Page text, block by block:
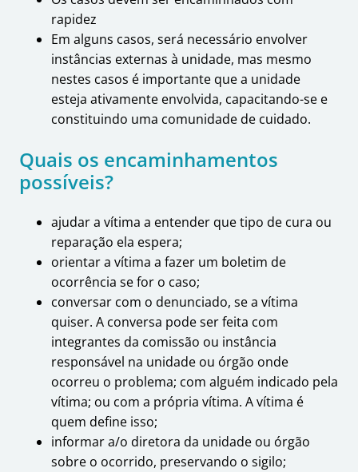
rapidez
Em alguns casos, será necessário envolver
instâncias externas à unidade, mas mesmo
nestes casos é importante que a unidade
esteja ativamente envolvida, capacitando-se e
constituindo uma comunidade de cuidado.
Quais os encaminhamentos
possíveis?
ajudar a vítima a entender que tipo de cura ou
reparação ela espera;
orientar a vítima a fazer um boletim de
ocorrência se for o caso;
conversar com o denunciado, se a vítima
quiser. A conversa pode ser feita com
integrantes da comissão ou instância
responsável na unidade ou órgão onde
ocorreu o problema; com alguém indicado pela
vítima; ou com a própria vítima. A vítima é
quem define isso;
informar a/o diretora da unidade ou órgão
sobre o ocorrido, preservando o sigilo;